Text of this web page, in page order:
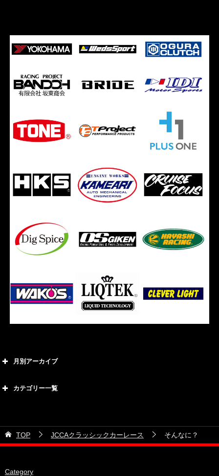
月別アーカイブ
2026年5月
2026年4月
カテゴリー一覧
21号車
28号車
TOP JCCAクラッシックカーレース そんなに？
Category